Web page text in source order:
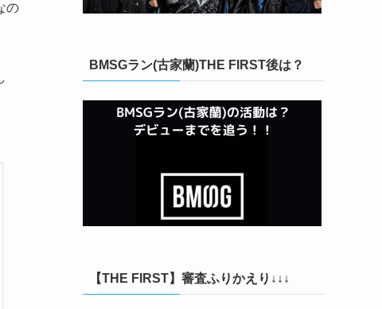
の
BMSGラン(古家蘭)THE FIRST後は？
【THE FIRST】審査ふりかえり↓↓↓